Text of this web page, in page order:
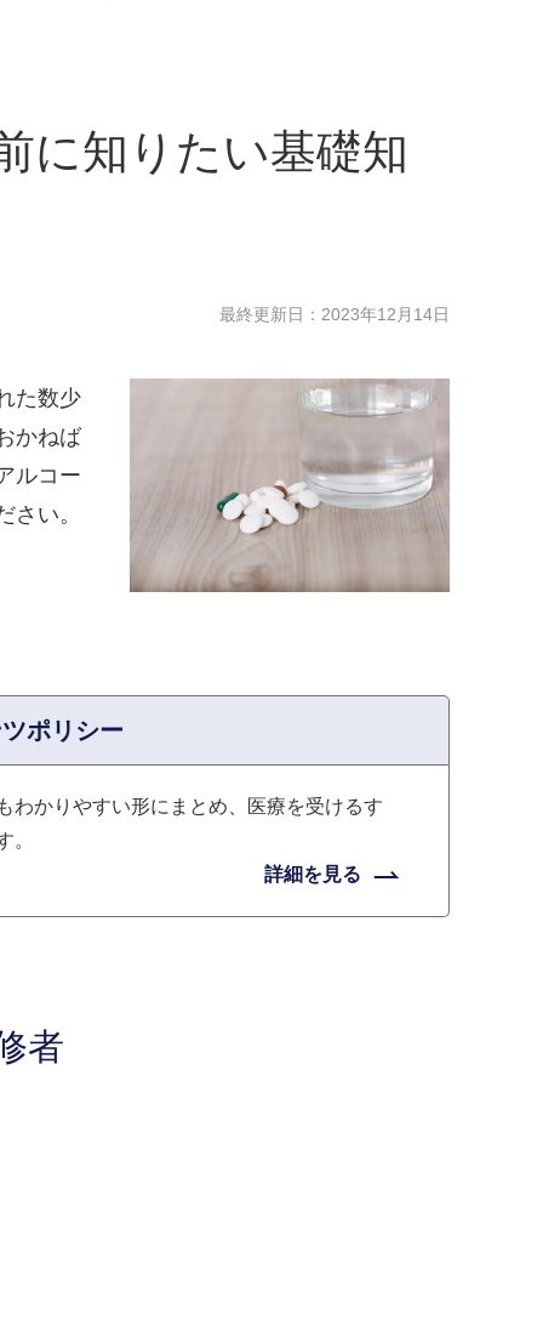
に知りたい基礎知
最終更新日： 2023年12月14日
た数少
かねば
ルコー
い。
ポリシー
わかりやすい形にまとめ、医療を受けるす
。
詳細を見る
者